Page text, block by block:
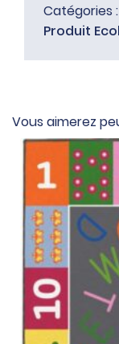
Catégories :
Produit
Vous aimerez